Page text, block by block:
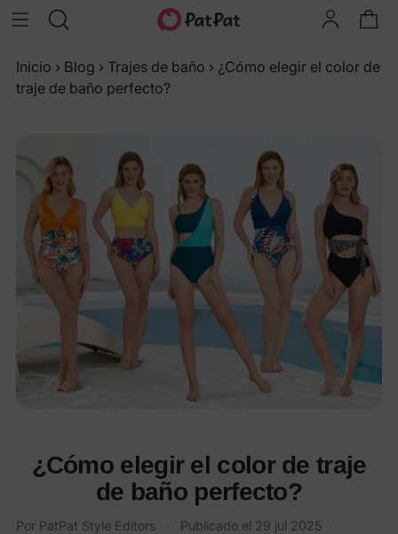
Inicio › Blog › Trajes de baño › ¿Cómo elegir el color de
traje de baño perfecto?
¿Cómo elegir el color de traje
de baño perfecto?
Por PatPat Style Editors Publicado el 29 jul 2025